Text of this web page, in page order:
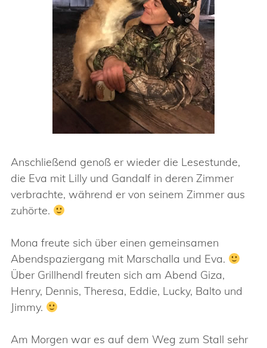
Anschließend genoß er wieder die Lesestunde,
die Eva mit Lilly und Gandalf in deren Zimmer
verbrachte, während er von seinem Zimmer aus
zuhörte.
Mona freute sich über einen gemeinsamen
Abendspaziergang mit Marschalla und Eva.
Über Grillhendl freuten sich am Abend Giza,
Henry, Dennis, Theresa, Eddie, Lucky, Balto und
Jimmy.
Am Morgen war es auf dem Weg zum Stall sehr